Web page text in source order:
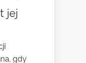
jej
gdy